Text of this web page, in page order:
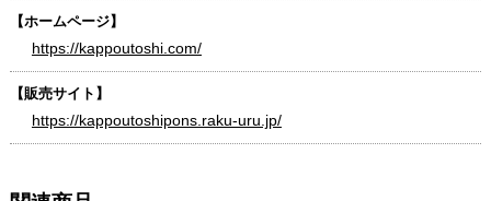
【ホームページ】
https://kappoutoshi.com/
【販売サイト】
https://kappoutoshipons.raku-uru.jp/